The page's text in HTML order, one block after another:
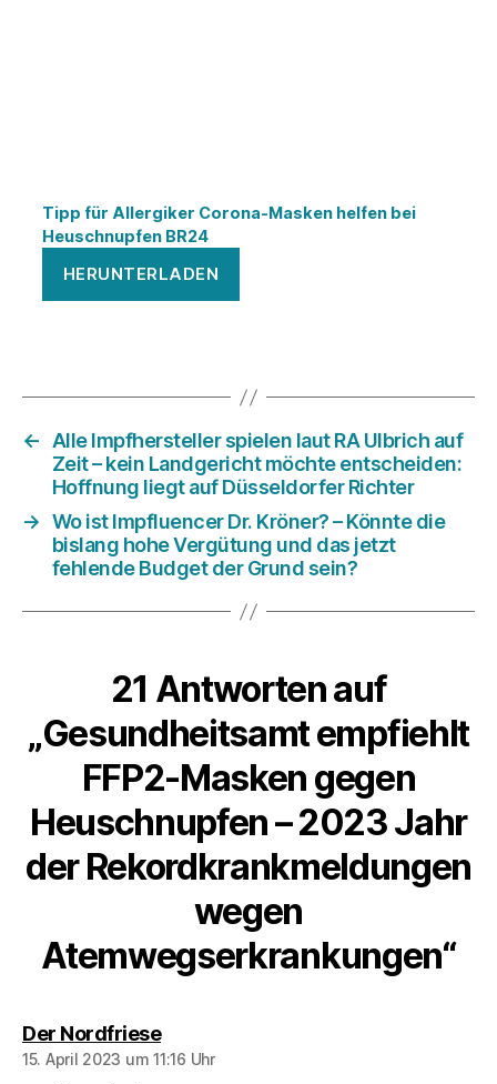
Tipp für Allergiker Corona-Masken helfen bei
Heuschnupfen BR24
HERUNTERLADEN
← Alle Impfhersteller spielen laut RA Ulbrich auf
Zeit – kein Landgericht möchte entscheiden:
Hoffnung liegt auf Düsseldorfer Richter
→ Wo ist Impfluencer Dr. Kröner? – Könnte die
bislang hohe Vergütung und das jetzt
fehlende Budget der Grund sein?
21 Antworten auf
„Gesundheitsamt empfiehlt
FFP2-Masken gegen
Heuschnupfen – 2023 Jahr
der Rekordkrankmeldungen
wegen
Atemwegserkrankungen“
Der Nordfriesesagt:
15. April 2023 um 11:16 Uhr